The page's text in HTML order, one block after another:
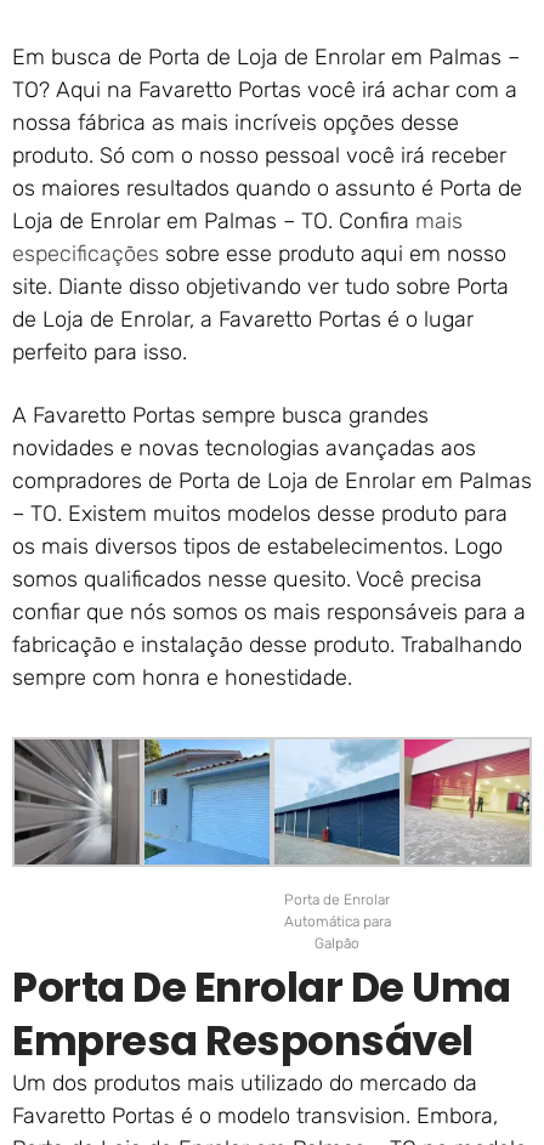
Enrolar em Paraty – RJ
Portão de Garagem de
Enrolar em Nova Iguaçu – RJ
Portão de Garagem de
Enrolar em Nova Friburgo –
RJ
Em busca de Porta de Loja de Enrolar em Palmas –
TO? Aqui na Favaretto Portas você irá achar com a
nossa fábrica as mais incríveis opções desse
produto. Só com o nosso pessoal você irá receber
os maiores resultados quando o assunto é Porta de
Loja de Enrolar em Palmas – TO. Confira mais
especificações sobre esse produto aqui em nosso
site. Diante disso objetivando ver tudo sobre Porta
de Loja de Enrolar, a Favaretto Portas é o lugar
perfeito para isso.
A Favaretto Portas sempre busca grandes
novidades e novas tecnologias avançadas aos
compradores de Porta de Loja de Enrolar em Palmas
– TO. Existem muitos modelos desse produto para
os mais diversos tipos de estabelecimentos. Logo
somos qualificados nesse quesito. Você precisa
confiar que nós somos os mais responsáveis para a
fabricação e instalação desse produto. Trabalhando
sempre com honra e honestidade.
Porta de Enrolar
Automática para
Galpão
Porta De Enrolar De Uma
Empresa Responsável
Um dos produtos mais utilizado do mercado da
Favaretto Portas é o modelo transvision. Embora,